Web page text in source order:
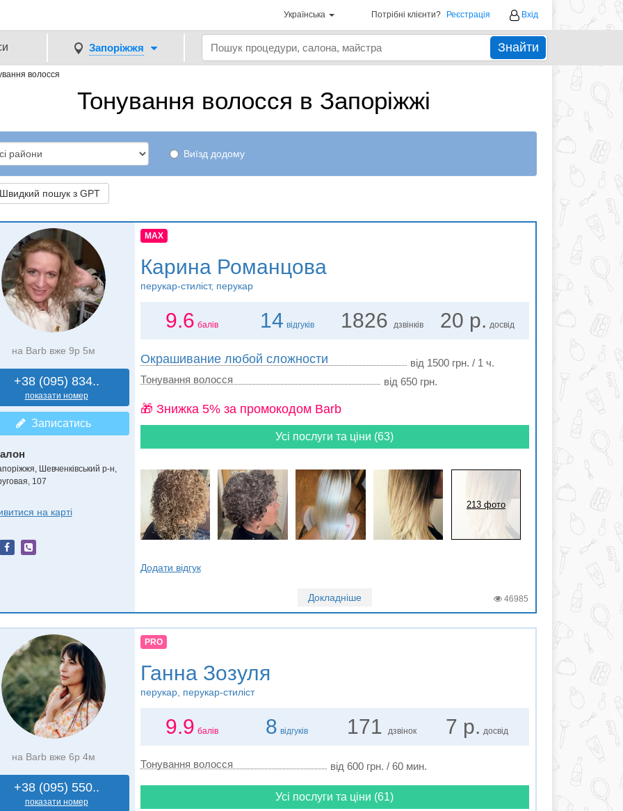
Українська Потрібні клієнти? Реєстрація Вхід
Запоріжжя Знайти
волосся
Тонування волосся в Запоріжжі
Виїзд додому
пошук з GPT
на Barb вже 9р 5м
+38 (095) 834..
показати номер
Записатись
Шевченківський р-н,
107
на карті
MAX
Карина Романцова
перукар-стиліст, перукар
9.6 балів 14 відгуків 1826 дзвінків 20 р. досвід
Окрашивание любой сложности
від 1500 грн. / 1 ч.
Тонування волосся
від 650 грн.
🎁 Знижка 5% за промокодом Barb
Усі послуги та ціни (63)
213 фото
Додати відгук
Докладніше 46985
на Barb вже 6р 4м
+38 (095) 550..
показати номер
PRO
Ганна Зозуля
перукар, перукар-стиліст
9.9 балів 8 відгуків 171 дзвінок 7 р. досвід
Тонування волосся від 600 грн. / 60 мин.
Усі послуги та ціни (61)